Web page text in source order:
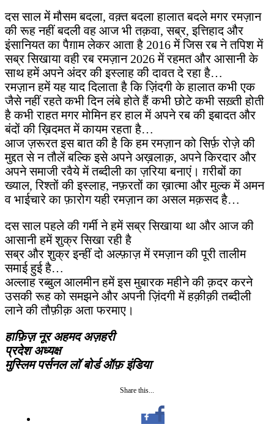
दस साल में मौसम बदला, वक़्त बदला हालात बदले मगर रमज़ान
की रूह नहीं बदली वह आज भी तक़वा, सब्र, इत्तिहाद और
इंसानियत का पैग़ाम लेकर आता है 2016 में जिस रब ने तपिश में
सब्र सिखाया वही रब रमज़ान 2026 में रहमत और आसानी के
साथ हमें अपने अंदर की इस्लाह की दावत दे रहा है…
रमज़ान हमें यह याद दिलाता है कि ज़िंदगी के हालात कभी एक
जैसे नहीं रहते कभी दिन लंबे होते हैं कभी छोटे कभी सख़्ती होती
है कभी राहत मगर मोमिन हर हाल में अपने रब की इबादत और
बंदों की ख़िदमत में कायम रहता है…
आज ज़रूरत इस बात की है कि हम रमज़ान को सिर्फ़ रोज़े की
मुद्दत से न तौलें बल्कि इसे अपने अख़लाक़, अपने किरदार और
अपने समाजी रवैये में तब्दीली का ज़रिया बनाएं। ग़रीबों का
ख्याल, रिश्तों की इस्लाह, नफ़रतों का ख़ात्मा और मुल्क में अमन
व भाईचारे का फ़ारोग यही रमज़ान का असल मक़सद है…
दस साल पहले की गर्मी ने हमें सब्र सिखाया था और आज की
आसानी हमें शुक्र सिखा रही है
सब्र और शुक्र इन्हीं दो अल्फ़ाज़ में रमज़ान की पूरी तालीम
समाई हुई है…
अल्लाह रब्बुल आलमीन हमें इस मुबारक महीने की क़दर करने
उसकी रूह को समझने और अपनी ज़िंदगी में हक़ीक़ी तब्दीली
लाने की तौफ़ीक़ अता फरमाए।
हाफ़िज़ नूर अहमद अज़हरी
प्रदेश अध्यक्ष
मुस्लिम पर्सनल लॉ बोर्ड ऑफ़ इंडिया
Share this...